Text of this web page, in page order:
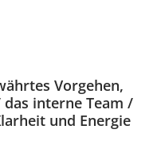
Vorgehen,
interne Team /
und Energie